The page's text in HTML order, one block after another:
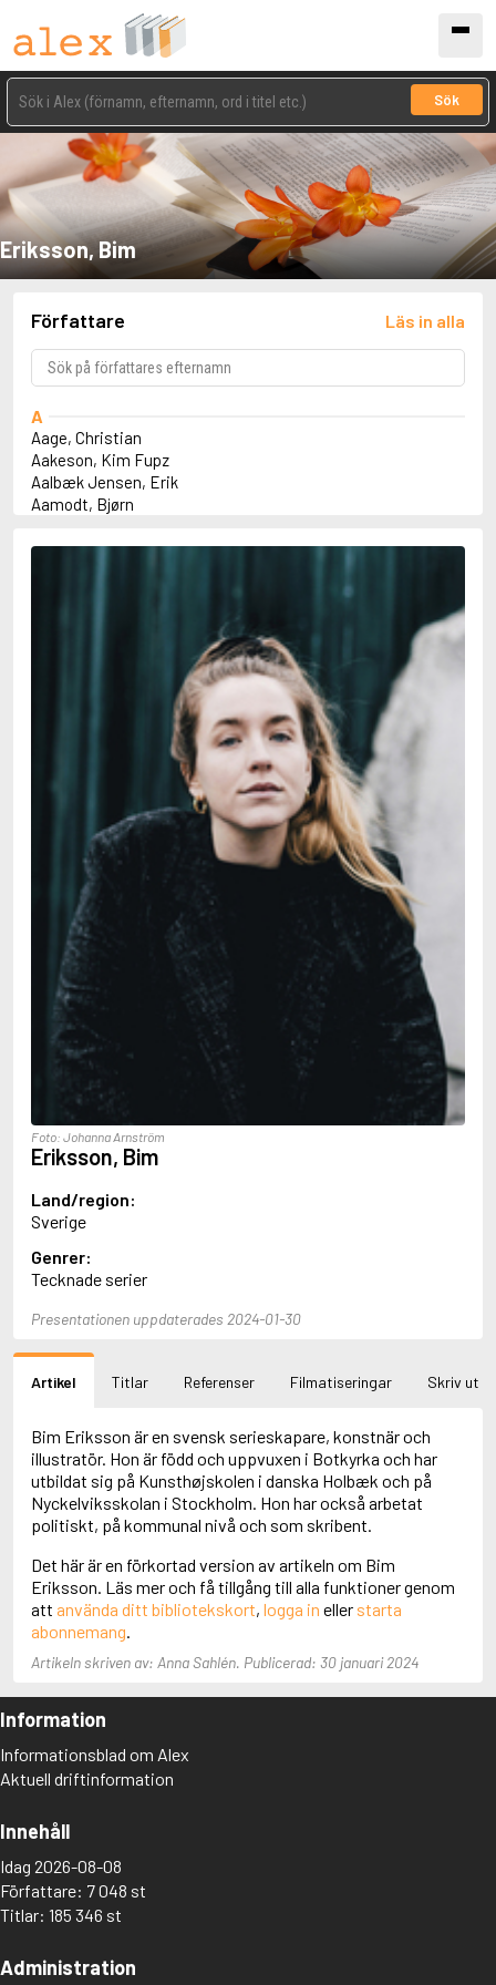
Sök
Eriksson, Bim
Författare Läs in alla
A
Aage, Christian
Aakeson, Kim Fupz
Aalbæk Jensen, Erik
Aamodt, Bjørn
Abbey, Kieran
Abrahams, Peter (f. 1919)
Abrahams, Peter (f. 1947)
Abrahamson, Emmy
Abse, Dannie
Abu-Jaber, Diana
Abulhawa, Susan
Aburas, Lone
Achebe, Chinua
Achmatova, Anna
Aciman, André
Ackebo, Lena
Acker, Kathy
Ackroyd, Peter
Adam de la Halle
Adamov, Arthur
Adams, Douglas
Adams, Herbert
Adams, Jane
Adams, Richard
Adbåge, Emma
Adbåge, Lisen
Adelborg, Ottilia
Adiga, Aravind
Adnan, Etel
Adolfsson, Evert
Adolfsson, Gunnar
Adolfsson, Josefine
Adolfsson, Maria
Adolphsen, Peter
Foto: Johanna Arnström
Eriksson, Bim
Land/region:
Sverige
Genrer:
Tecknade serier
Presentationen uppdaterades 2024-01-30
Artikel Titlar Referenser Filmatiseringar Skriv ut
Bim Eriksson är en svensk serieskapare, konstnär och
illustratör. Hon är född och uppvuxen i Botkyrka och har
utbildat sig på Kunsthøjskolen i danska Holbæk och på
Nyckelviksskolan i Stockholm. Hon har också arbetat
politiskt, på kommunal nivå och som skribent.
Det här är en förkortad version av artikeln om Bim
Eriksson. Läs mer och få tillgång till alla funktioner genom
att använda ditt bibliotekskort, logga in eller starta
abonnemang
Artikeln skriven av: Anna Sahlén. Publicerad: 30 januari 2024
Information
Informationsblad om Alex
Aktuell driftinformation
Innehåll
Idag 2026-08-08
Författare: 7 048 st
Titlar: 185 346 st
Administration